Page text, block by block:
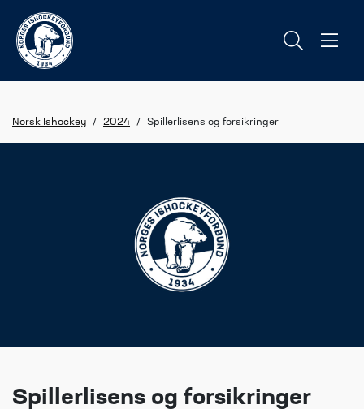
Norsk Ishockey / 2024 / Spillerlisens og forsikringer
Spillerlisens og forsikringer